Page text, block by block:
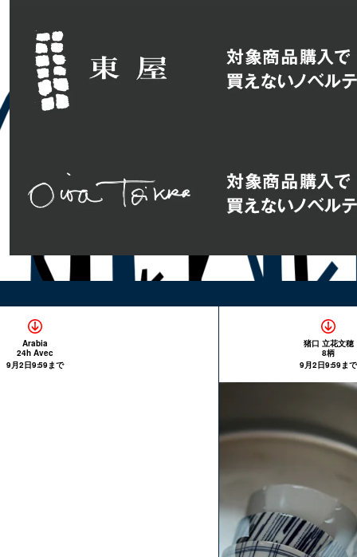
Arabia
24h Avec
9月2日9:59まで
猪口 立花文穂
8柄
9月2日9:59まで